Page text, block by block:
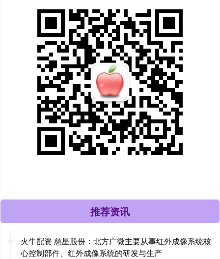
推荐资讯
火牛配资 慈星股份：北方广微主要从事红外成像系统核
心控制部件、红外成像系统的研发与生产